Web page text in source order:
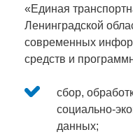
«Единая
Ленинградской
современных
средств и
сбор,
социально-
данных;